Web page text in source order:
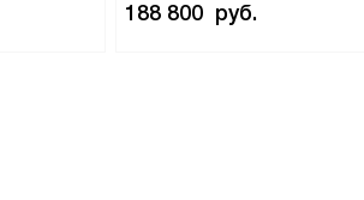
188 800 руб.